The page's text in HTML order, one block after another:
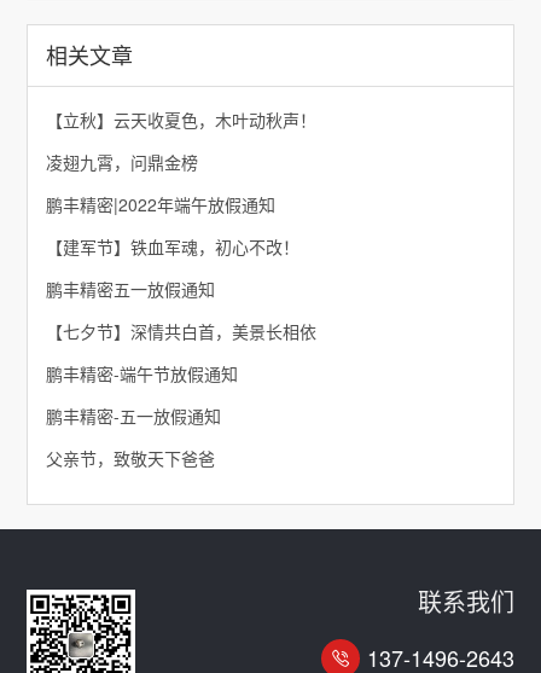
相关文章
【立秋】云天收夏色，木叶动秋声！
凌翅九霄，问鼎金榜
鹏丰精密|2022年端午放假通知
【建军节】铁血军魂，初心不改！
鹏丰精密五一放假通知
【七夕节】深情共白首，美景长相依
鹏丰精密-端午节放假通知
鹏丰精密-五一放假通知
父亲节，致敬天下爸爸
联系我们
137-1496-2643